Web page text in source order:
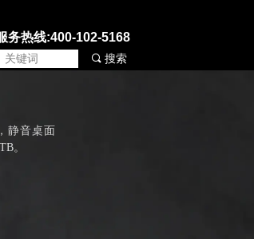
静音桌面
。
务热线:400-102-5168
끠 搜索